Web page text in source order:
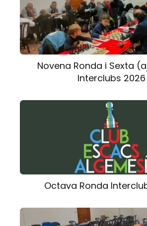
Novena Ronda i Sexta
Interclubs 2026
Octava Ronda